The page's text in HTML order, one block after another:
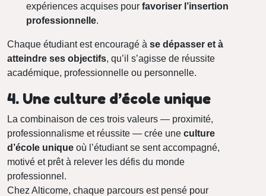
expériences acquises pour favoriser l’insertion
professionnelle.
Chaque étudiant est encouragé à se dépasser et à
atteindre ses objectifs, qu’il s’agisse de réussite
académique, professionnelle ou personnelle.
4. Une culture d’école unique
La combinaison de ces trois valeurs — proximité,
professionnalisme et réussite — crée une culture
d’école unique où l’étudiant se sent accompagné,
motivé et prêt à relever les défis du monde
professionnel.
Chez Alticome, chaque parcours est pensé pour